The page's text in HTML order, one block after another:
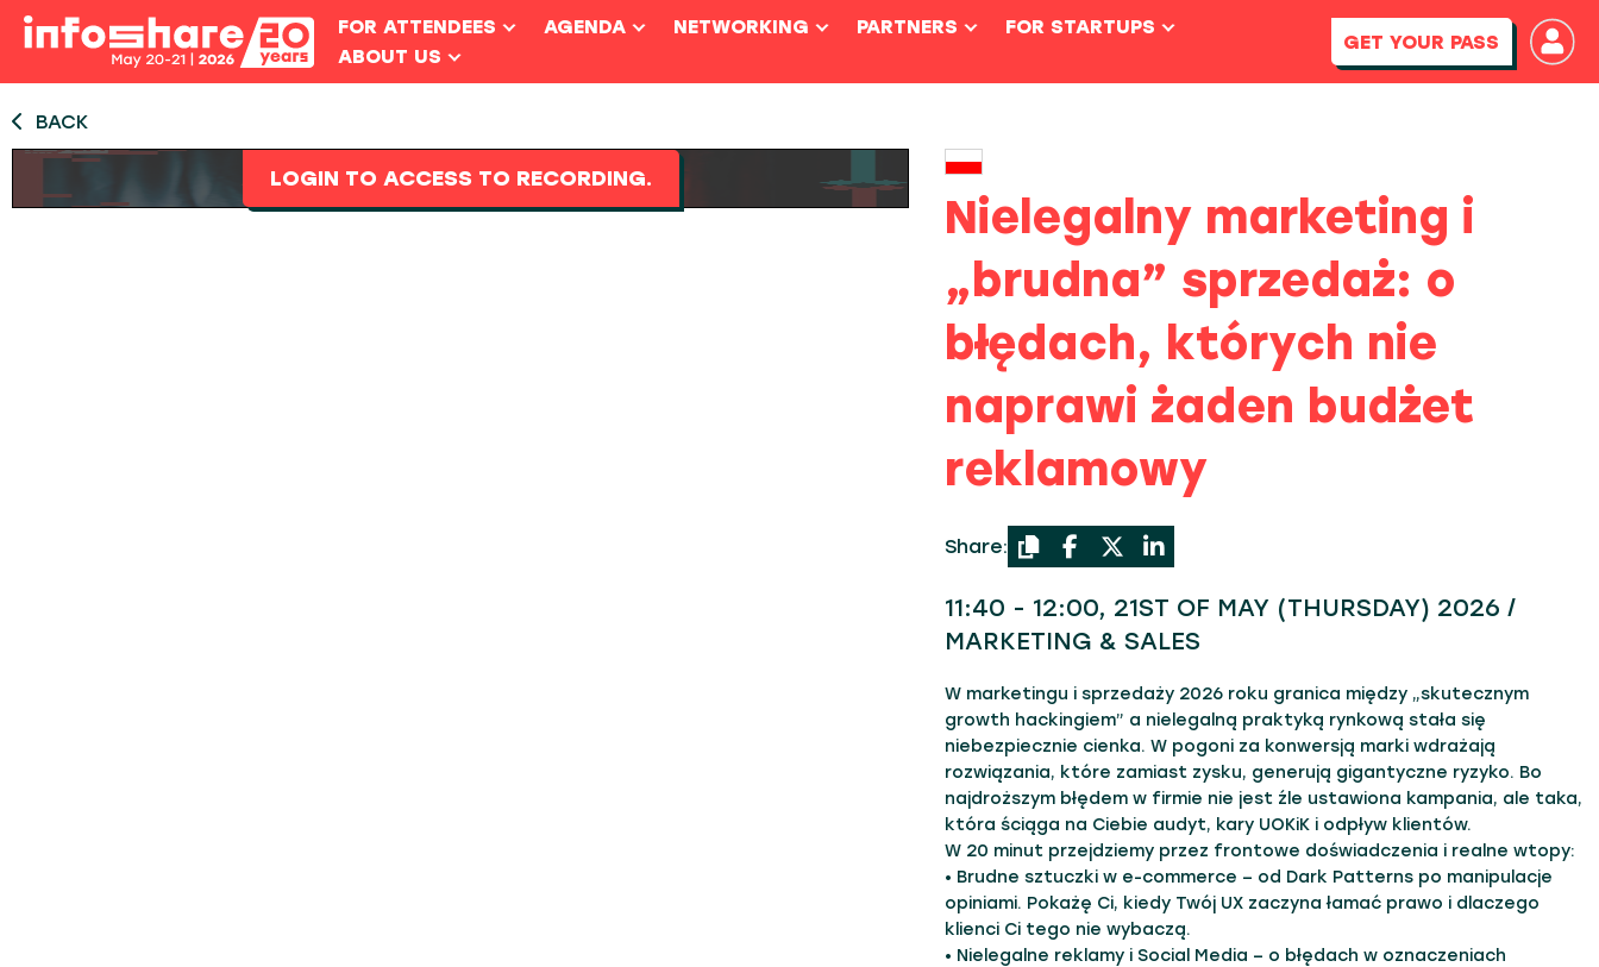
FOR ATTENDEES AGENDA NETWORKING PARTNERS
FOR STARTUPS
ABOUT US
GET YOUR PASS
BACK
LOGIN TO ACCESS TO RECORDING.
Nielegalny marketing i
„brudna” sprzedaż: o
błędach, których nie
naprawi żaden budżet
reklamowy
Share:
11:40 - 12:00, 21ST OF MAY (THURSDAY) 2026 /
MARKETING & SALES
W marketingu i sprzedaży 2026 roku granica między „skutecznym
growth hackingiem” a nielegalną praktyką rynkową stała się
niebezpiecznie cienka. W pogoni za konwersją marki wdrażają
rozwiązania, które zamiast zysku, generują gigantyczne ryzyko. Bo
najdroższym błędem w firmie nie jest źle ustawiona kampania, ale taka,
która ściąga na Ciebie audyt, kary UOKiK i odpływ klientów.
W 20 minut przejdziemy przez frontowe doświadczenia i realne wtopy:
• Brudne sztuczki w e-commerce – od Dark Patterns po manipulacje
opiniami. Pokażę Ci, kiedy Twój UX zaczyna łamać prawo i dlaczego
klienci Ci tego nie wybaczą.
• Nielegalne reklamy i Social Media – o błędach w oznaczeniach